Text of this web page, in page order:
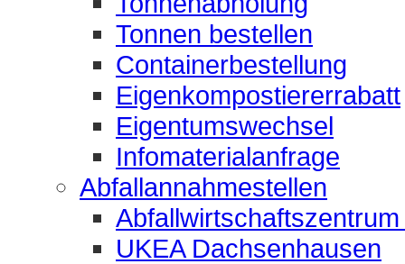
Tonnen bestellen
Containerbestellung
Eigenkompostiererrabatt
Eigentumswechsel
Infomaterialanfrage
Abfallannahmestellen
UKEA Dachsenhausen